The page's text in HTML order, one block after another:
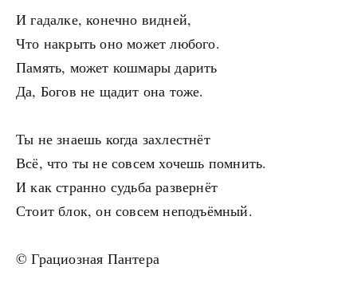
И гадалке, конечно видней,
Что накрыть оно может любого.
Память, может кошмары дарить
Да, Богов не щадит она тоже.
Ты не знаешь когда захлестнёт
Всё, что ты не совсем хочешь помнить.
И как странно судьба развернёт
Стоит блок, он совсем неподъёмный.
©️ Грациозная Пантера